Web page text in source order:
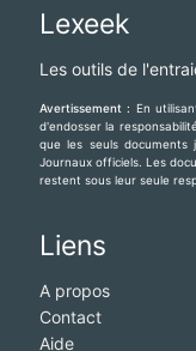
Lexeek
Les outils de
Avertissement : En
d'endosser la
que les seuls documents
Journaux officiels. Les
restent sous leur seule
Liens
A propos
Contact
Aide